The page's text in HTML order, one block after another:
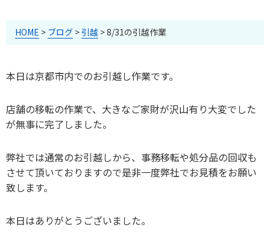
HOME > ブログ > 引越 >8/31の引越作業
本日は京都市内でのお引越し作業です。
店舗の移転の作業で、大きなご家財が沢山有り大変でした
が無事に完了しました。
弊社では通常のお引越しから、事務移転や処分品の回収も
させて頂いておりますので是非一度弊社でお見積をお願い
致します。
本日はありがとうございました。